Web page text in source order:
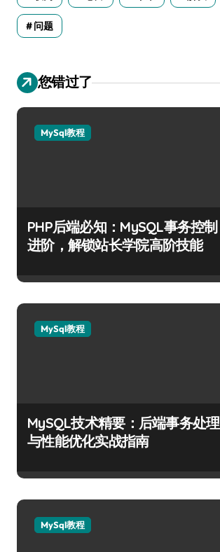
问题
您错过了
MySql教程
PHP后端必知：MySQL事务控制
进阶，解锁站长学院高阶技能
MySql教程
MySQL技术精要：后端事务处理
与性能优化实战指南
MySql教程